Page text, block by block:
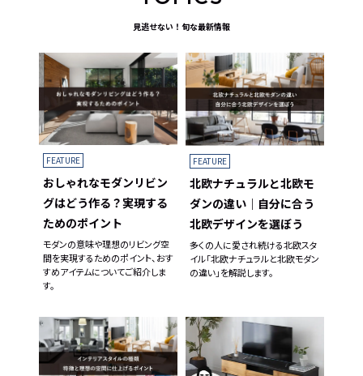
卓テーブル×1 食卓椅
子×4)
見逃せない！旬な最新情報
FEATURE
おしゃれなモダンリビン
グはどう作る？実現する
ためのポイント
モダンの意味や理想のリビング空
間を実現するためのポイント、おす
すめアイテムについてご紹介しま
す。
FEATURE
北欧ナチュラルと北欧モ
ダンの違い｜自分に合う
北欧デザインを選ぼう
多くの人に愛され続ける北欧スタ
イル「北欧ナチュラルと北欧モダン
の違い」を解説します。